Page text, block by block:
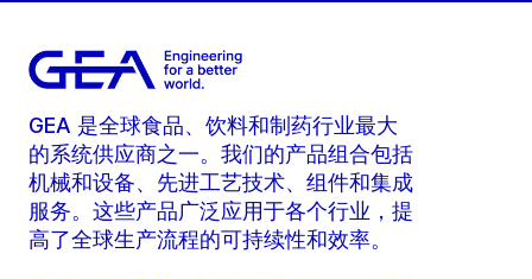
GEA 是全球食品、饮料和制药行业最大
的系统供应商之一。我们的产品组合包括
机械和设备、先进工艺技术、组件和集成
服务。这些产品广泛应用于各个行业，提
高了全球生产流程的可持续性和效率。